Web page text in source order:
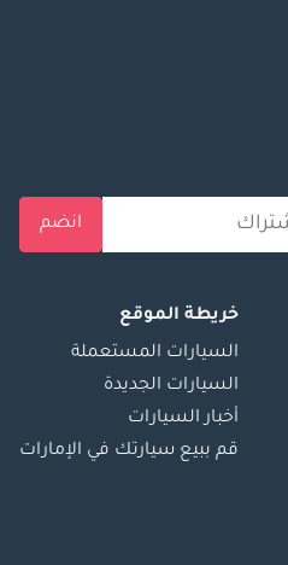
انضم
خريطة الموقع
السيارات المستعملة
السيارات الجديدة
أخبار السيارات
قم ببيع سيارتك في الإمارات